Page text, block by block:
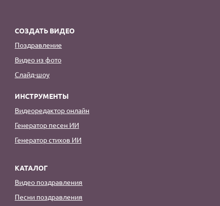
СОЗДАТЬ ВИДЕО
Поздравление
Видео из фото
Слайд-шоу
ИНСТРУМЕНТЫ
Видеоредактор онлайн
Генератор песен ИИ
Генератор стихов ИИ
КАТАЛОГ
Видео поздравления
Песни поздравления